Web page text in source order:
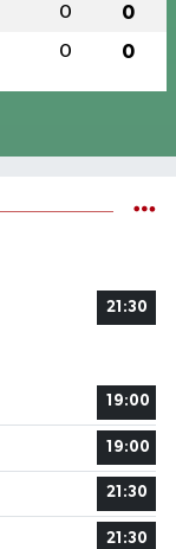
0 0
0 0
21:30
19:00
19:00
21:30
21:30